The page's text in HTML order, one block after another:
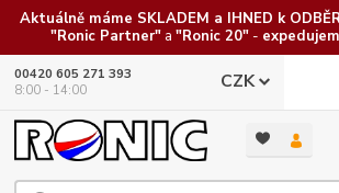
Aktuálně máme SKLADEM a IHNED k
"Ronic Partner"a "Ronic 20"-
CZK
00420 605 271 393
8:00 - 14:00